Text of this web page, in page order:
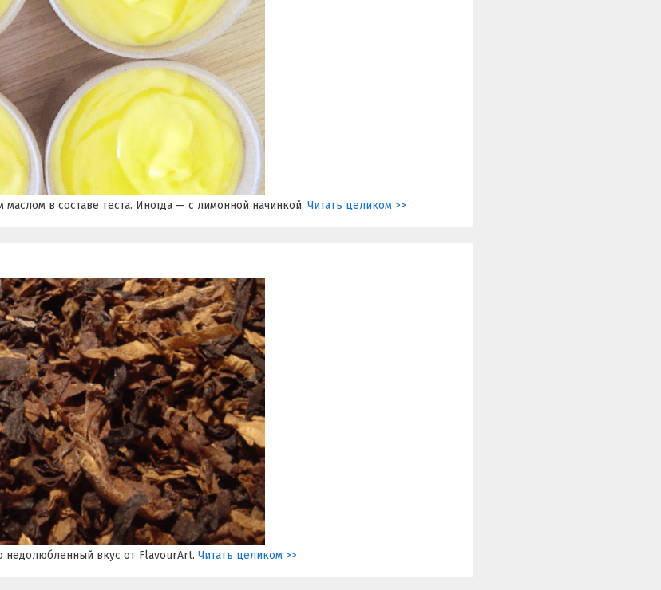
в составе теста. Иногда — с лимонной начинкой. Читать целиком >>
недолюбленный вкус от FlavourArt. Читать целиком >>